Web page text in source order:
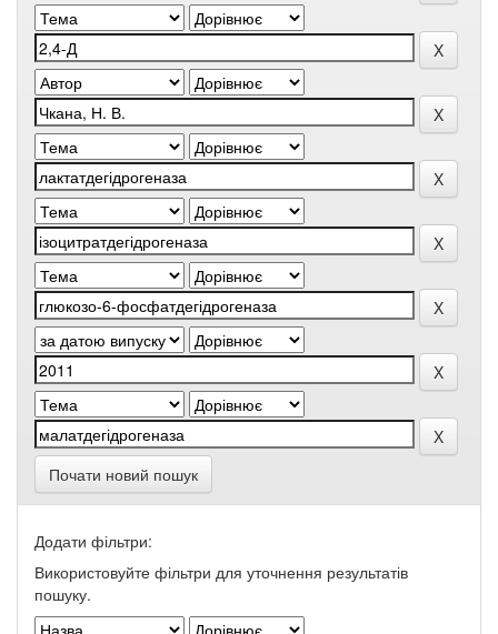
Почати новий пошук
Додати фільтри:
Використовуйте фільтри для уточнення результатів
пошуку.